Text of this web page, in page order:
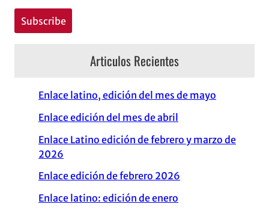
Articulos Recientes
Enlace latino, edición del mes de mayo
Enlace edición del mes de abril
Enlace Latino edición de febrero y marzo de
2026
Enlace edición de febrero 2026
Enlace latino: edición de enero